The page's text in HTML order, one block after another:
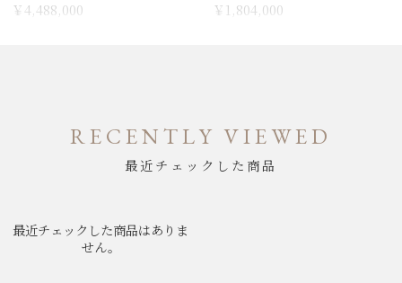
￥4,488,000
￥1,804,000
RECENTLY VIEWED
最近チェックした商品
最近チェックした商品はありま
せん。